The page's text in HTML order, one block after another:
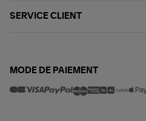
SERVICE CLIENT
MODE DE PAIEMENT